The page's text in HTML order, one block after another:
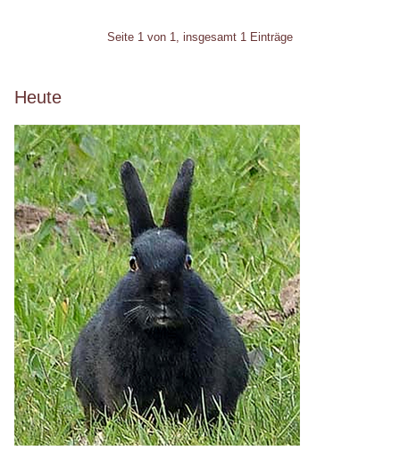
Seite 1 von 1, insgesamt 1 Einträge
Seitenleiste
Heute